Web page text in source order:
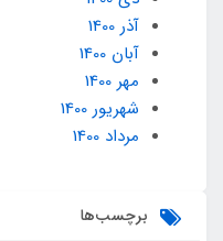
آذر 1400
آبان 1400
مهر 1400
شهریور 1400
مرداد 1400
برچسب‌ها